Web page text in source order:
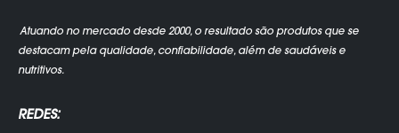
Atuando no mercado desde 2000, o resultado são produtos que se
destacam pela qualidade, confiabilidade, além de saudáveis e
nutritivos.
REDES: